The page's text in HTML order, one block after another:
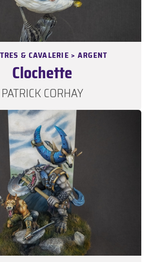
& CAVALERIE > ARGENT
Clochette
PATRICK CORHAY